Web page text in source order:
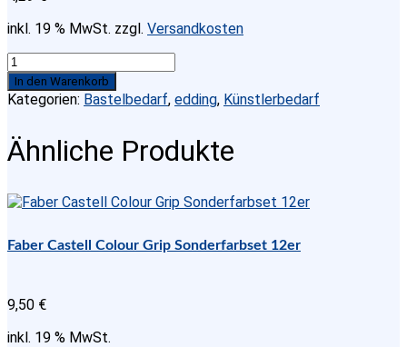
inkl. 19 % MwSt. zzgl. Versandkosten
edding-
550
rot
In den Warenkorb
Kategorien: Bastelbedarf, edding, Künstlerbedarf
Ähnliche Produkte
Faber Castell Colour Grip Sonderfarbset 12er
9,50 €
inkl. 19 % MwSt.